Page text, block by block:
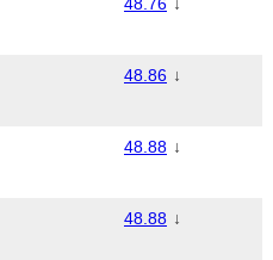
48.86 ↓
48.88 ↓
48.88 ↓